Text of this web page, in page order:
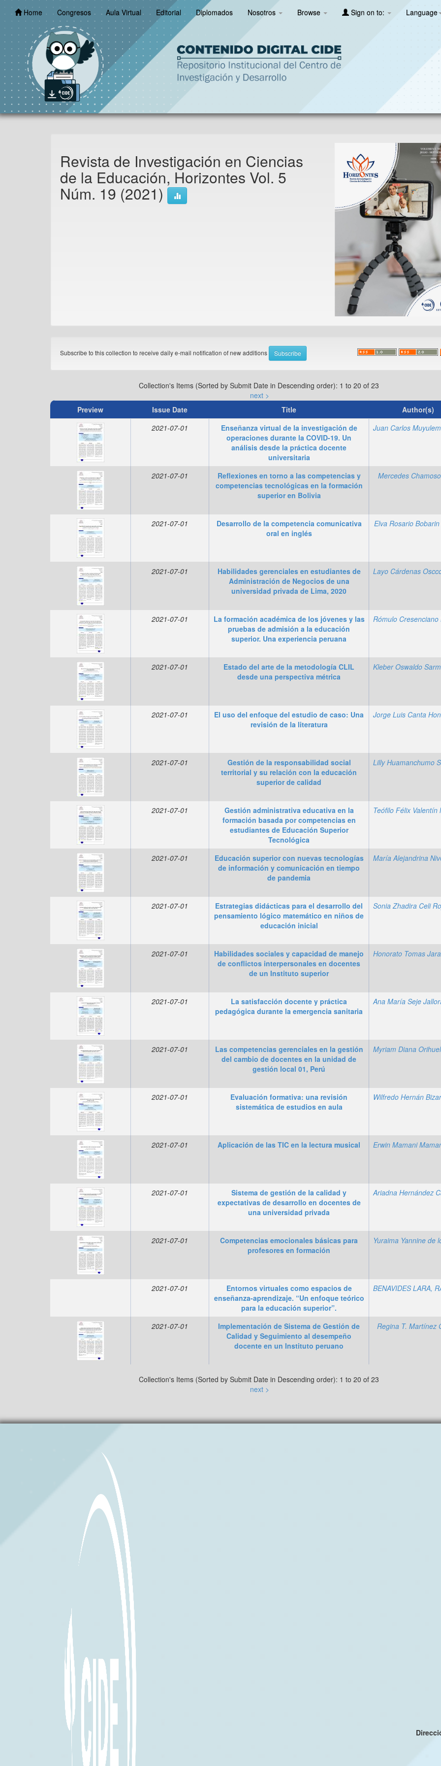
Skip
navigationHome Congresos Aula Virtual Editorial Diplomados Nosotros Browse Sign on to: Language
Revista de Investigación en Ciencias
de la Educación, Horizontes Vol. 5
Núm. 19 (2021)
Subscribe to this collection to receive daily e-mail notification of new additions
Collection's Items (Sorted by Submit Date in Descending order): 1 to 20 of 23
next >
Preview
Issue Date Title
Author(s)
2021-07-01
Enseñanza virtual de la investigación de
operaciones durante la COVID-19. Un
análisis desde la práctica docente
universitaria
2021-07-01
Reflexiones en torno a las competencias y
competencias tecnológicas en la formación
superior en Bolivia
Mercedes
2021-07-01
Desarrollo de la competencia comunicativa
oral en inglés
Elva Rosario
2021-07-01
Habilidades gerenciales en estudiantes de
Administración de Negocios de una
universidad privada de Lima, 2020
Layo Cárdenas
2021-07-01
La formación académica de los jóvenes y las
pruebas de admisión a la educación
superior. Una experiencia peruana
2021-07-01
Estado del arte de la metodología CLIL
desde una perspectiva métrica
2021-07-01
El uso del enfoque del estudio de caso: Una
revisión de la literatura
2021-07-01
Gestión de la responsabilidad social
territorial y su relación con la educación
superior de calidad
2021-07-01
Gestión administrativa educativa en la
formación basada por competencias en
estudiantes de Educación Superior
Tecnológica
2021-07-01
Educación superior con nuevas tecnologías
de información y comunicación en tiempo
de pandemia
2021-07-01
Estrategias didácticas para el desarrollo del
pensamiento lógico matemático en niños de
educación inicial
Sonia Zhadira Celi
2021-07-01
Habilidades sociales y capacidad de manejo
de conflictos interpersonales en docentes
de un Instituto superior
2021-07-01
La satisfacción docente y práctica
pedagógica durante la emergencia sanitaria
Ana María Seje
2021-07-01
Las competencias gerenciales en la gestión
del cambio de docentes en la unidad de
gestión local 01, Perú
2021-07-01
Evaluación formativa: una revisión
sistemática de estudios en aula
2021-07-01 Aplicación de las TIC en la lectura musical Erwin Mamani
2021-07-01
Sistema de gestión de la calidad y
expectativas de desarrollo en docentes de
una universidad privada
2021-07-01
Competencias emocionales básicas para
profesores en formación
2021-07-01
Entornos virtuales como espacios de
enseñanza-aprendizaje. “Un enfoque teórico
para la educación superior”.
BENAVIDES LARA,
2021-07-01
Implementación de Sistema de Gestión de
Calidad y Seguimiento al desempeño
docente en un Instituto peruano
Regina T. Martínez
Collection's Items (Sorted by Submit Date in Descending order): 1 to 20 of 23
next >